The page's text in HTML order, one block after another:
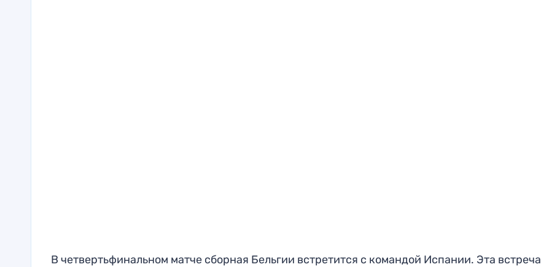
В четвертьфинальном матче сборная Бельгии встретится с командой Испании. Эта встреча